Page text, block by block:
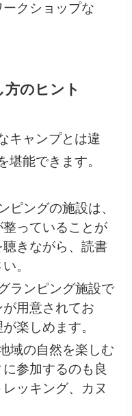
クショップな
のヒント
キャンプとは違
堪能できます。
ピングの施設は、
っていることが
きながら、読書
。
ランピング施設で
用意されてお
楽しめます。
域の自然を楽しむ
参加するのも良
ッキング、カヌ